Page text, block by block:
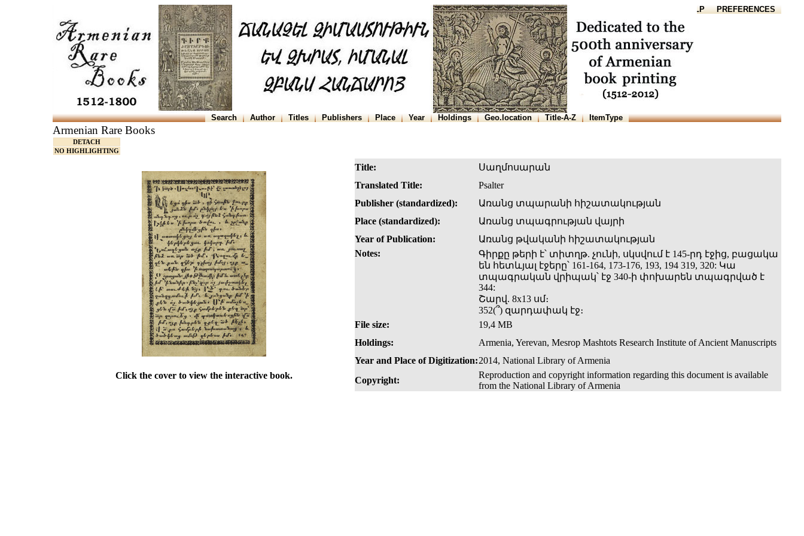
HELP PREFERENCES
Search Author Titles Publishers Place Year Holdings Geo.location Title-A-Z ItemType
Armenian Rare Books
DETACH
NO HIGHLIGHTING
Title:
Սաղմոսարան
Translated Title:
Psalter
Publisher (standardized):
Առանց տպարանի հիշատակության
Place (standardized):
Առանց տպագրության վայրի
Year of Publication:
Առանց թվականի հիշատակության
Notes:
Գիրքը թերի է՝ տիտղթ. չունի, սկսվում է 145-րդ էջից, բացակա
են հետևյալ էջերը՝ 161-164, 173-176, 193, 194 319, 320: Կա
տպագրական վրիպակ՝ էջ 340-ի փոխարեն տպագրված է
344:
Շարվ. 8x13 սմ։
352(՞) զարդափակ էջ։
File size:
19,4 MB
Holdings:
Armenia, Yerevan, Mesrop Mashtots Research Institute of Ancient Manuscripts
Year and Place of Digitization:2014, National Library of Armenia
Click the cover to view the interactive book.
Copyright:
Reproduction and copyright information regarding this document is available
from the National Library of Armenia